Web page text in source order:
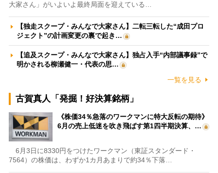
大家さん」がいよいよ最終局面を迎えている…
【独走スクープ・みんなで大家さん】二転三転した“成田プロ
ジェクト”の計画変更の裏で起き…
【追及スクープ・みんなで大家さん】独占入手“内部議事録”で
明かされる柳瀬健一・代表の思…
一覧を見る
古賀真人「発掘！好決算銘柄」
《株価34％急落のワークマンに特大反転の期待》
6月の売上低迷を吹き飛ばす第1四半期決算、…
6月3日に8330円をつけたワークマン（東証スタンダード・
7564）の株価は、わずか1カ月あまりで約34％下落…